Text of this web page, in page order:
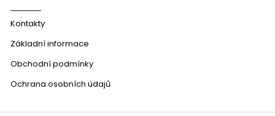
Kontakty
Základní informace
Obchodní podmínky
Ochrana osobních údajů